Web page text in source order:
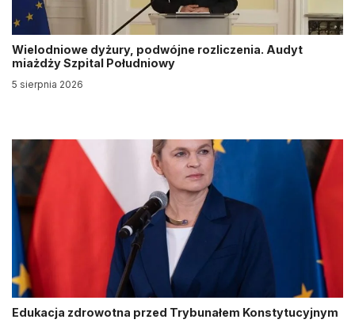
Wielodniowe dyżury, podwójne rozliczenia. Audyt
miażdży Szpital Południowy
5 sierpnia 2026
Edukacja zdrowotna przed Trybunałem Konstytucyjnym